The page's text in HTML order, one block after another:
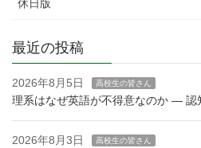
休日版
最近の投稿
2026年8月5日 高校生の皆さん
理系はなぜ英語が不得意なのか — 認
2026年8月3日 高校生の皆さん